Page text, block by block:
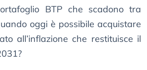
BTP che scadono tra
oggi è possibile acquistare
all’inflazione che restituisce il